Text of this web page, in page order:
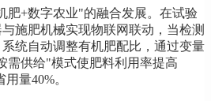
肥+数字农业"的融合发展。在试验
施肥机械实现物联网联动，当检测
统自动调整有机肥配比，通过变量
需供给"模式使肥料利用率提高
量40%。